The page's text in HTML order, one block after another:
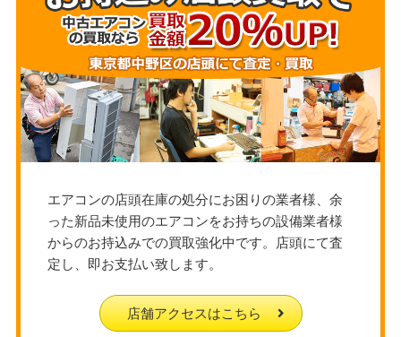
エアコンの店頭在庫の処分にお困りの業者様、余
った新品未使用のエアコンをお持ちの設備業者様
からのお持込みでの買取強化中です。店頭にて査
定し、即お支払い致します。
店舗アクセスはこちら